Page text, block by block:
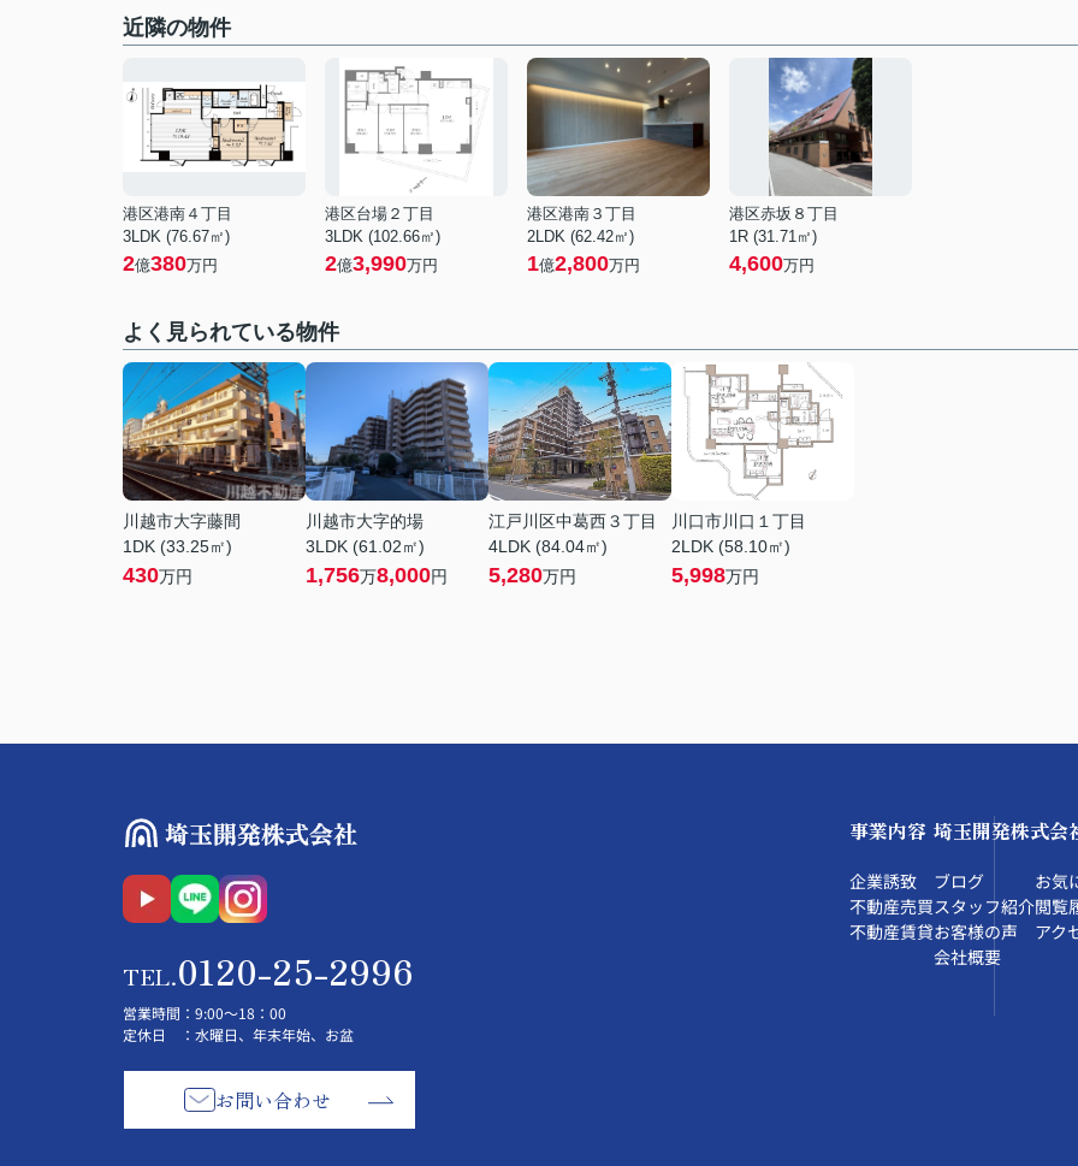
近隣の物件
港区港南４丁目
3LDK (76.67㎡)
2億380万円
港区台場２丁目
3LDK (102.66㎡)
2億3,990万円
港区港南３丁目
2LDK (62.42㎡)
1億2,800万円
港区赤坂８丁目
1R (31.71㎡)
4,600万円
よく見られている物件
川越市大字藤間
1DK (33.25㎡)
430万円
川越市大字的場
3LDK (61.02㎡)
1,756万8,000円
江戸川区中葛西３丁目
4LDK (84.04㎡)
5,280万円
川口市川口１丁目
2LDK (58.10㎡)
5,998万円
TEL.0120-25-2996
営業時間 ：9:00～18：00
定休日
：水曜日、年末年始、お盆
お問い合わせ
事業内容
企業誘致
不動産売買
不動産賃貸
埼玉開発株式会
ブログ
スタッフ紹介
お客様の声
会社概要
お気
閲覧
アク